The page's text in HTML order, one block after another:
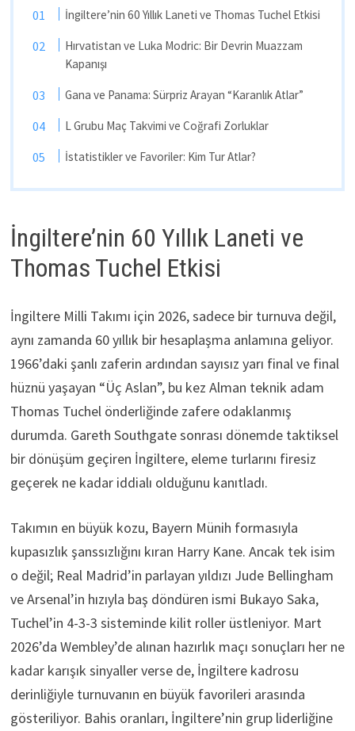
İngiltere’nin 60 Yıllık Laneti ve Thomas Tuchel Etkisi
Hırvatistan ve Luka Modric: Bir Devrin Muazzam
Kapanışı
Gana ve Panama: Sürpriz Arayan “Karanlık Atlar”
L Grubu Maç Takvimi ve Coğrafi Zorluklar
İstatistikler ve Favoriler: Kim Tur Atlar?
İngiltere’nin 60 Yıllık Laneti ve
Thomas Tuchel Etkisi
İngiltere Milli Takımı için 2026, sadece bir turnuva değil,
aynı zamanda 60 yıllık bir hesaplaşma anlamına geliyor.
1966’daki şanlı zaferin ardından sayısız yarı final ve final
hüznü yaşayan “Üç Aslan”, bu kez Alman teknik adam
Thomas Tuchel önderliğinde zafere odaklanmış
durumda. Gareth Southgate sonrası dönemde taktiksel
bir dönüşüm geçiren İngiltere, eleme turlarını firesiz
geçerek ne kadar iddialı olduğunu kanıtladı.
Takımın en büyük kozu, Bayern Münih formasıyla
kupasızlık şanssızlığını kıran Harry Kane. Ancak tek isim
o değil; Real Madrid’in parlayan yıldızı Jude Bellingham
ve Arsenal’in hızıyla baş döndüren ismi Bukayo Saka,
Tuchel’in 4-3-3 sisteminde kilit roller üstleniyor. Mart
2026’da Wembley’de alınan hazırlık maçı sonuçları her ne
kadar karışık sinyaller verse de, İngiltere kadrosu
derinliğiyle turnuvanın en büyük favorileri arasında
gösteriliyor. Bahis oranları, İngiltere’nin grup liderliğine